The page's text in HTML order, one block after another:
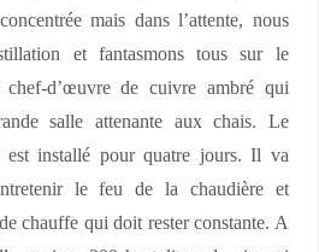
mais dans l’attente, nous
et fantasmons tous sur le
d’œuvre de cuivre ambré qui
salle attenante aux chais. Le
est installé pour quatre jours. Il va
le feu de la chaudière et
chauffe qui doit rester constante. A